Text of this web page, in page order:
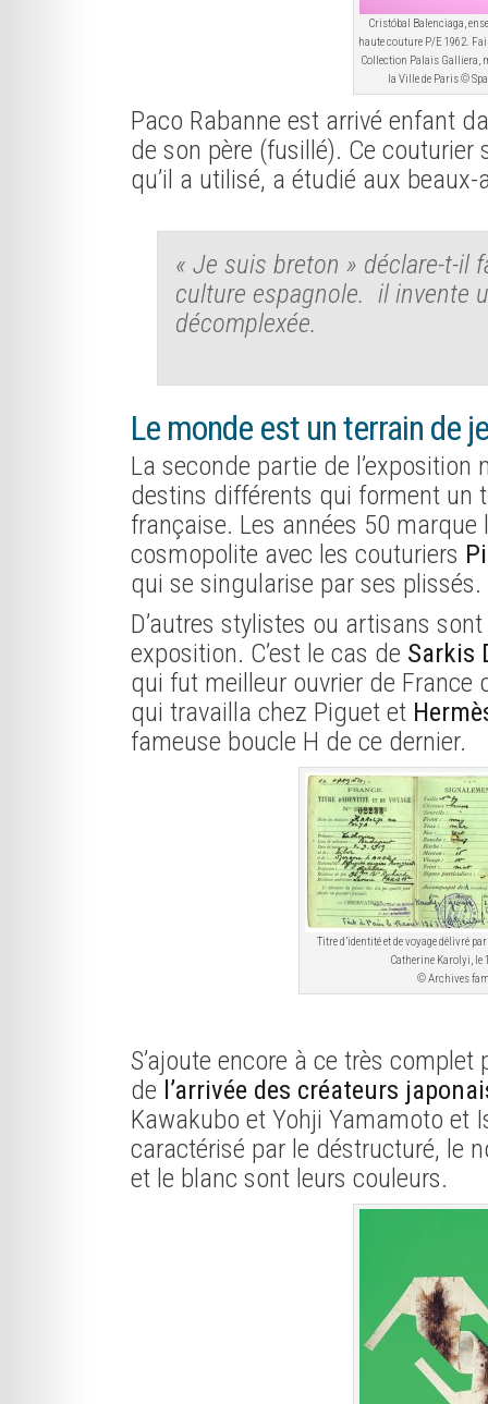
Cristóbal Balenciaga,
haute couture P/E 1962.
Collection Palais Galliera,
la Ville de Paris ©
Paco Rabanne est arrivé enfant
de son père (fusillé). Ce
qu’il a utilisé, a étudié aux
« Je suis breton » déclare-t-il
culture espagnole. il invente
décomplexée.
Le monde est un terrain de
La seconde partie de l’exposition
destins différents qui forment un
française. Les années 50 marque
cosmopolite avec les couturiers
qui se singularise par ses plissés.
D’autres stylistes ou artisans
exposition. C’est le cas de Sarkis
qui fut meilleur ouvrier de France
qui travailla chez Piguet et
fameuse boucle H de ce dernier.
Titre d’identité et de voyage délivré
Catherine Karolyi, le
© Archives
S’ajoute encore à ce très
de l’arrivée des créateurs
Kawakubo et Yohji Yamamoto et
caractérisé par le déstructuré, le
et le blanc sont leurs couleurs.